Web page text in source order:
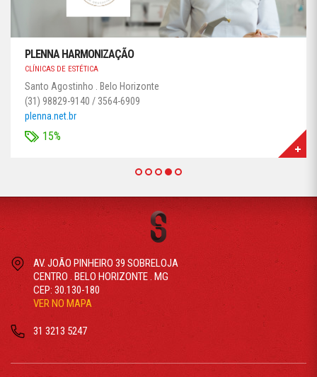
PLENNA HARMONIZAÇÃO
CLÍNICAS DE ESTÉTICA
Santo Agostinho . Belo Horizonte
(31) 98829-9140 / 3564-6909
plenna.net.br
15%
AV. JOÃO PINHEIRO 39 SOBRELOJA
CENTRO . BELO HORIZONTE . MG
CEP: 30.130-180
VER NO MAPA
31 3213 5247